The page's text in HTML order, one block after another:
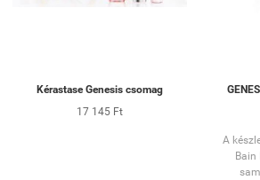
Kérastase Genesis csomag
17 145 Ft
A
Bain